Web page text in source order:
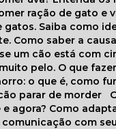
ração de gato e
gatos. Saiba como
Como saber a
um cão está com
muito pelo. O que
o que é, como
cão parar de morder
e agora? Como
comunicação com